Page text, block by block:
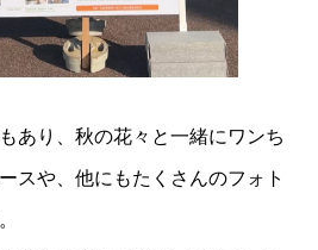
あり、秋の花々と一緒にワンち
スや、他にもたくさんのフォト